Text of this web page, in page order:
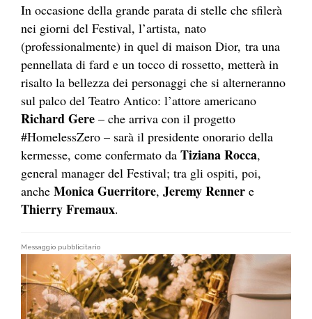
In occasione della grande parata di stelle che sfilerà
nei giorni del Festival, l’artista, nato
(professionalmente) in quel di maison Dior, tra una
pennellata di fard e un tocco di rossetto, metterà in
risalto la bellezza dei personaggi che si alterneranno
sul palco del Teatro Antico: l’attore americano
Richard Gere – che arriva con il progetto
#HomelessZero – sarà il presidente onorario della
kermesse, come confermato da Tiziana Rocca,
general manager del Festival; tra gli ospiti, poi,
anche Monica Guerritore, Jeremy Renner e
Thierry Fremaux.
Messaggio pubblicitario